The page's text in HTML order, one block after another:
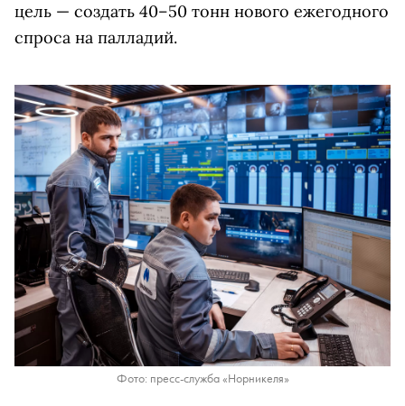
цель — создать 40–50 тонн нового ежегодного
спроса на палладий.
Фото: пресс-служба «Норникеля»